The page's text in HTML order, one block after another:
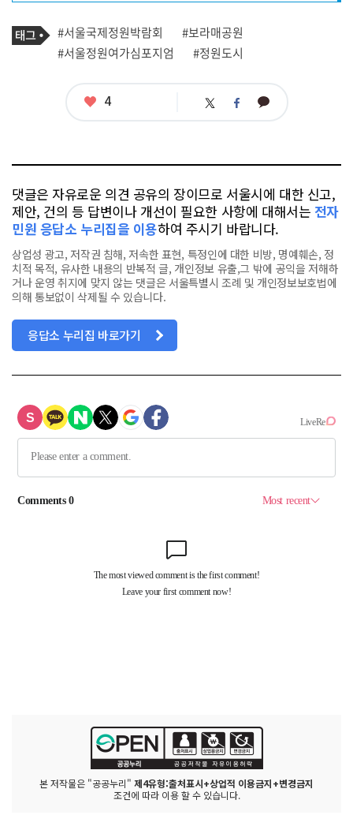
필 기
사
관
련
태
그
#서울국제정원박람회
#보라매공원
#서울정원여가심포지엄
#정원도시
좋
4 트 페 카
댓글은 자유로운 의견 공유의 장이므로 서울시에 대한 신고,
제안, 건의 등 답변이나 개선이 필요한 사항에 대해서는 전자
민원 응답소 누리집을 이용하여 주시기 바랍니다.
상업성 광고, 저작권 침해, 저속한 표현, 특정인에 대한 비방, 명예훼손, 정
치적 목적, 유사한 내용의 반복적 글, 개인정보 유출,그 밖에 공익을 저해하
거나 운영 취지에 맞지 않는 댓글은 서울특별시 조례 및 개인정보보호법에
의해 통보없이 삭제될 수 있습니다.
응답소 누리집 바로가기
본 저작물은 "공공누리" 제4유형:출처표시+상업적 이용금지+변경금지
조건에 따라 이용 할 수 있습니다.